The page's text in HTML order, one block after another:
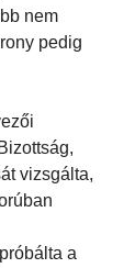
nem
pedig
vizsgálta,
a